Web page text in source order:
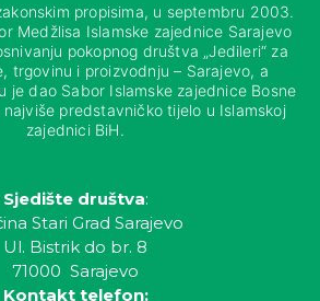
propisima, u septembru 2003.
Medžlisa Islamske zajednice Sarajevo
pokopnog društva „Jedileri“ za
trgovinu i proizvodnju – Sarajevo, a
je dao Sabor Islamske zajednice Bosne
predstavničko tijelo u Islamskoj
zajednici BiH.
Sjedište društva:
Stari Grad Sarajevo
Ul. Bistrik do br. 8
71000 Sarajevo
Kontakt telefon: